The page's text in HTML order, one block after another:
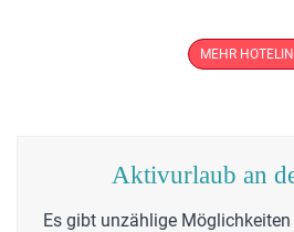
MEHR
Aktiv­urlaub an
Es gibt unzählige